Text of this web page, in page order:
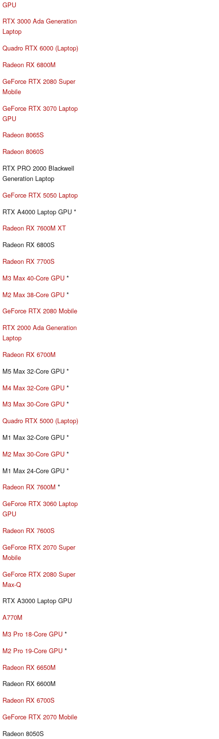
GPU
RTX 3000 Ada Generation
Laptop
Quadro RTX 6000 (Laptop)
Radeon RX 6800M
GeForce RTX 2080 Super
Mobile
GeForce RTX 3070 Laptop
GPU
Radeon 8065S
Radeon 8060S
RTX PRO 2000 Blackwell
Generation Laptop
GeForce RTX 5050 Laptop
RTX A4000 Laptop GPU *
Radeon RX 7600M XT
Radeon RX 6800S
Radeon RX 7700S
M3 Max 40-Core GPU *
M2 Max 38-Core GPU *
GeForce RTX 2080 Mobile
RTX 2000 Ada Generation
Laptop
Radeon RX 6700M
M5 Max 32-Core GPU *
M4 Max 32-Core GPU *
M3 Max 30-Core GPU *
Quadro RTX 5000 (Laptop)
M1 Max 32-Core GPU *
M2 Max 30-Core GPU *
M1 Max 24-Core GPU *
Radeon RX 7600M *
GeForce RTX 3060 Laptop
GPU
Radeon RX 7600S
GeForce RTX 2070 Super
Mobile
GeForce RTX 2080 Super
Max-Q
RTX A3000 Laptop GPU
A770M
M3 Pro 18-Core GPU *
M2 Pro 19-Core GPU *
Radeon RX 6650M
Radeon RX 6600M
Radeon RX 6700S
GeForce RTX 2070 Mobile
Radeon 8050S